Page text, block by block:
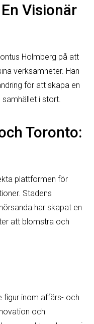
Visionär
Holmberg på att
verksamheter. Han
för att skapa en
i stort.
Toronto:
plattformen för
Stadens
har skapat en
att blomstra och
figur inom affärs- och
och